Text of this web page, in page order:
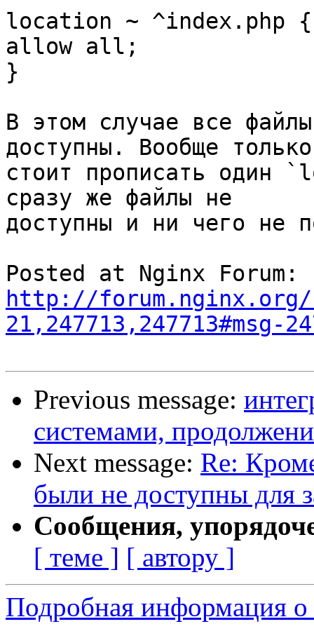
location ~ ^index.php {
allow all;
}
В этом случае все
доступны. Вообще только
стоит прописать
сразу же файлы не
доступны и ни чего не
http://forum.nginx.org/
21,247713,247713#msg-
Previous message:
системами,
Next message: Re:
были не доступны для
Сообщения,
[ теме ] [ автору ]
Подробная информация